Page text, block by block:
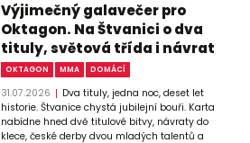
Výjimečný galavečer pro
Oktagon. Na Štvanici o dva
tituly, světová třída i návrat
OKTAGON MMA DOMÁCÍ
31.07.2026
Dva tituly, jedna noc, deset let
historie. Štvanice chystá jubilejní bouři. Karta
nabídne hned dvě titulové bitvy, návraty do
klece, české derby dvou mladých talentů a